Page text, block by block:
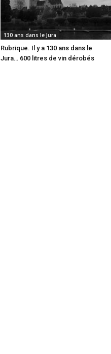
130 ans dans le Jura
Rubrique. Il y a 130 ans dans le
Jura… 600 litres de vin dérobés